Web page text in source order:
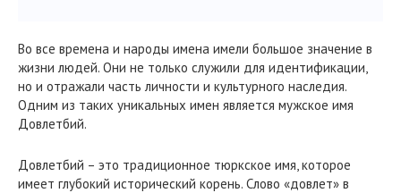
Во все времена и народы имена имели большое значение в
жизни людей. Они не только служили для идентификации,
но и отражали часть личности и культурного наследия.
Одним из таких уникальных имен является мужское имя
Довлетбий.
Довлетбий – это традиционное тюркское имя, которое
имеет глубокий исторический корень. Слово «довлет» в